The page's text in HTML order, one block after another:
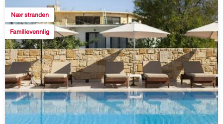
Nær stranden
Familievennlig